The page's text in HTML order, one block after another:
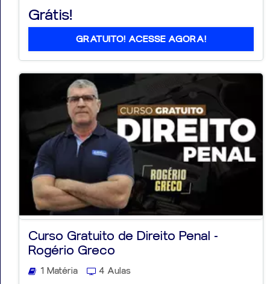
Grátis!
GRATUITO! ACESSE AGORA!
Curso Gratuito de Direito Penal -
Rogério Greco
1 Matéria 4 Aulas